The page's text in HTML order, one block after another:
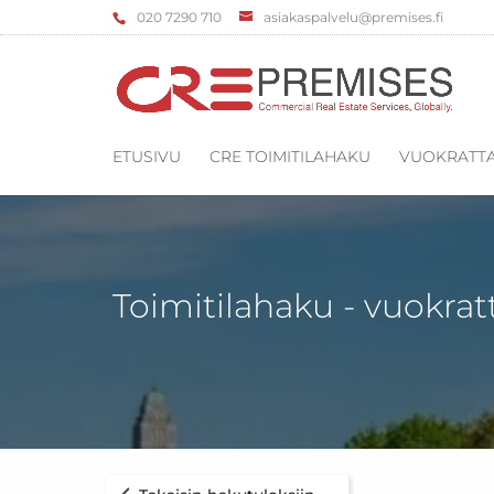
‌020 7290 710 asiakaspalvelu@premises.fi
ETUSIVU CRE TOIMITILAHAKU
Toimitilahaku -